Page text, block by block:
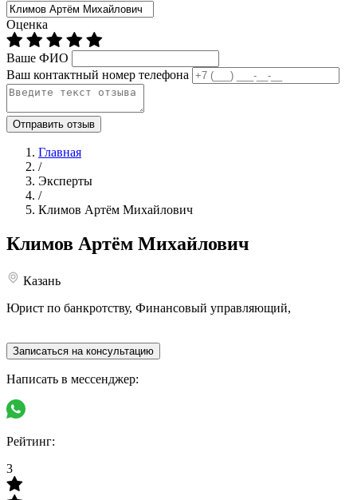
Оценка
Ваше ФИО
Ваш контактный номер телефона
Отправить отзыв
Главная
/
Эксперты
/
Климов Артём Михайлович
Климов Артём Михайлович
Казань
Юрист по банкротству, Финансовый управляющий,
Записаться на консультацию
Написать в мессенджер:
Рейтинг:
3